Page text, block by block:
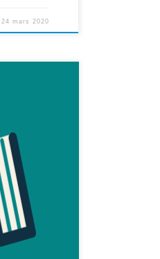
24 mars 2020
à
BD en
Pico Bogue,